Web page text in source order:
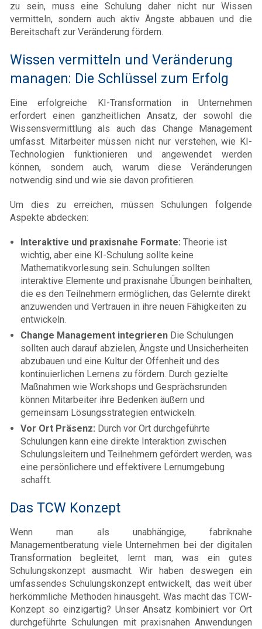
zu sein, muss eine Schulung daher nicht nur Wissen
vermitteln, sondern auch aktiv Ängste abbauen und die
Bereitschaft zur Veränderung fördern.
Wissen vermitteln und Veränderung
managen: Die Schlüssel zum Erfolg
Eine erfolgreiche KI-Transformation in Unternehmen
erfordert einen ganzheitlichen Ansatz, der sowohl die
Wissensvermittlung als auch das Change Management
umfasst. Mitarbeiter müssen nicht nur verstehen, wie KI-
Technologien funktionieren und angewendet werden
können, sondern auch, warum diese Veränderungen
notwendig sind und wie sie davon profitieren.
Um dies zu erreichen, müssen Schulungen folgende
Aspekte abdecken:
Interaktive und praxisnahe Formate: Theorie ist
wichtig, aber eine KI-Schulung sollte keine
Mathematikvorlesung sein. Schulungen sollten
interaktive Elemente und praxisnahe Übungen beinhalten,
die es den Teilnehmern ermöglichen, das Gelernte direkt
anzuwenden und Vertrauen in ihre neuen Fähigkeiten zu
entwickeln.
Change Management integrieren Die Schulungen
sollten auch darauf abzielen, Ängste und Unsicherheiten
abzubauen und eine Kultur der Offenheit und des
kontinuierlichen Lernens zu fördern. Durch gezielte
Maßnahmen wie Workshops und Gesprächsrunden
können Mitarbeiter ihre Bedenken äußern und
gemeinsam Lösungsstrategien entwickeln.
Vor Ort Präsenz: Durch vor Ort durchgeführte
Schulungen kann eine direkte Interaktion zwischen
Schulungsleitern und Teilnehmern gefördert werden, was
eine persönlichere und effektivere Lernumgebung
schafft.
Das TCW Konzept
Wenn man als unabhängige, fabriknahe
Managementberatung viele Unternehmen bei der digitalen
Transformation begleitet, lernt man, was ein gutes
Schulungskonzept ausmacht. Wir haben deswegen ein
umfassendes Schulungskonzept entwickelt, das weit über
herkömmliche Methoden hinausgeht. Was macht das TCW-
Konzept so einzigartig? Unser Ansatz kombiniert vor Ort
durchgeführte Schulungen mit praxisnahen Anwendungen